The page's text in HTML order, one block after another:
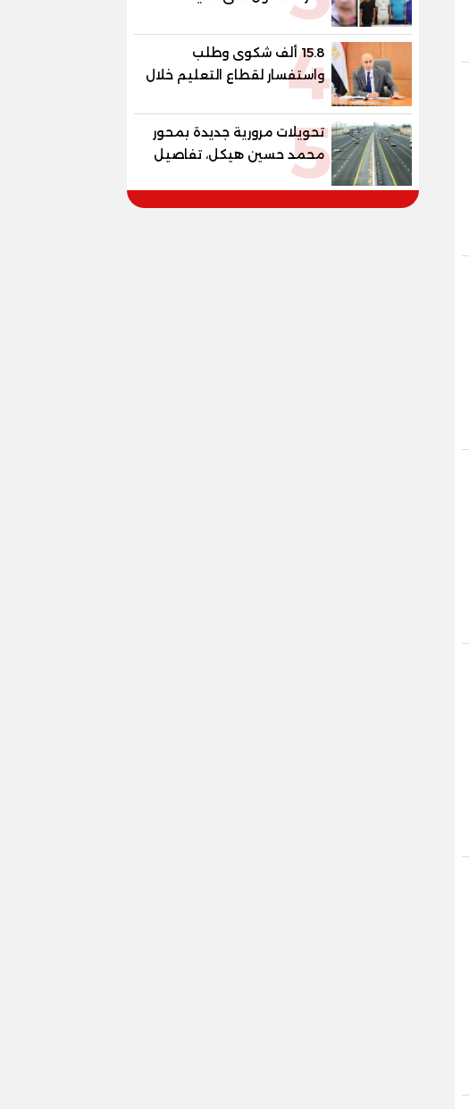
بمواقع التواصل الإجتماعى
415.8 ألف شكوى وطلب
واستفسار لقطاع التعليم خلال
يوليو.. استجابة فعالة لشكاوى
5
تحويلات مرورية جديدة بمحور
محمد حسين هيكل، تفاصيل
الغلق على مرحلتين